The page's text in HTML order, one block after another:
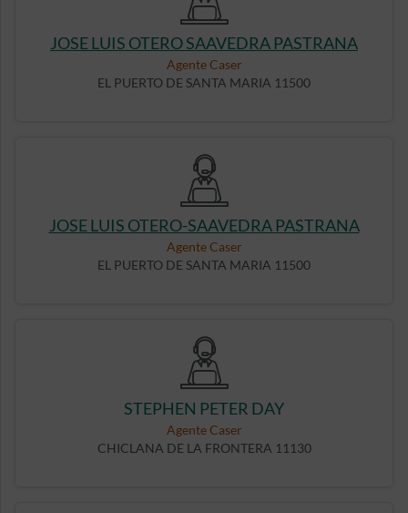
JOSE LUIS OTERO SAAVEDRA PASTRANA
Agente Caser
EL PUERTO DE SANTA MARIA 11500
JOSE LUIS OTERO-SAAVEDRA PASTRANA
Agente Caser
EL PUERTO DE SANTA MARIA 11500
STEPHEN PETER DAY
Agente Caser
CHICLANA DE LA FRONTERA 11130